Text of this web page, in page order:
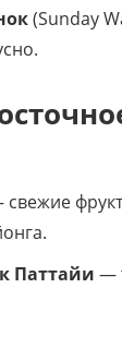
(Sunday
Паттайи —